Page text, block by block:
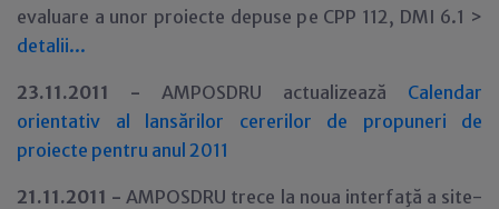
evaluare a unor proiecte depuse pe CPP 112, DMI 6.1 >
detalii...
23.11.2011 - AMPOSDRU actualizează Calendar
orientativ al lansărilor cererilor de propuneri de
proiecte pentru anul 2011
21.11.2011 -AMPOSDRU trece la noua interfaţă a site-